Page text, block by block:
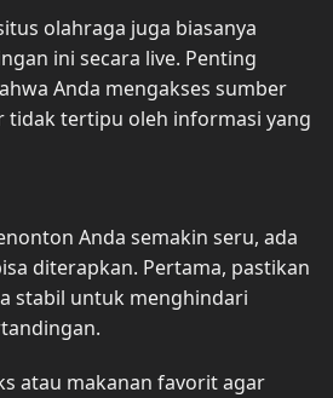
olahraga juga biasanya
ini secara live. Penting
Anda mengakses sumber
tidak tertipu oleh informasi yang
Anda semakin seru, ada
diterapkan. Pertama, pastikan
stabil untuk menghindari
atau makanan favorit agar